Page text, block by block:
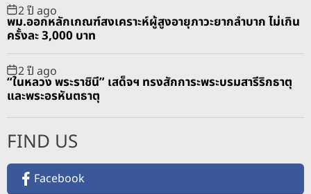
2 ปี ago
พม.ออกหลักเกณฑ์สงเคราะห์ผู้สูงอายุภาวะยากลำบาก ไม่เกิน
ครั้งละ 3,000 บาท
2 ปี ago
“ในหลวง พระราชินี” เสด็จฯ ทรงสักการะพระบรมสารีริกธาตุ
และพระอรหันตธาตุ
FIND US
Facebook